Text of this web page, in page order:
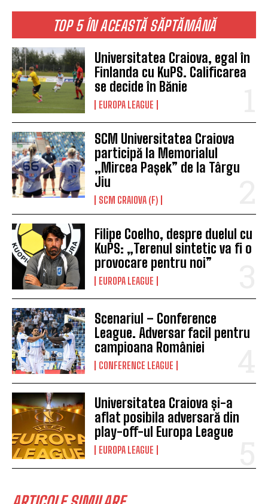
TOP 5 ÎN ACEASTĂ SĂPTĂMÂNĂ
Universitatea Craiova, egal în
Finlanda cu KuPS. Calificarea
se decide în Bănie
EUROPA LEAGUE
SCM Universitatea Craiova
participă la Memorialul
„Mircea Pașek” de la Târgu
Jiu
SCM CRAIOVA (F)
Filipe Coelho, despre duelul cu
KuPS: „Terenul sintetic va fi o
provocare pentru noi”
EUROPA LEAGUE
Scenariul – Conference
League. Adversar facil pentru
campioana României
CONFERENCE LEAGUE
Universitatea Craiova și-a
aflat posibila adversară din
play-off-ul Europa League
EUROPA LEAGUE